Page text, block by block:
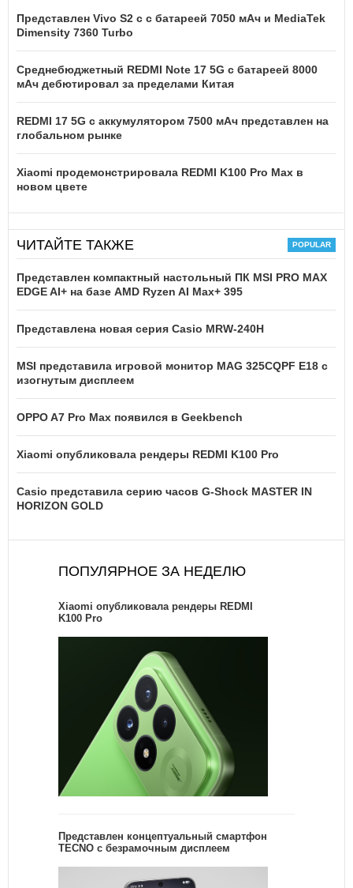
Представлен Vivo S2 с с батареей 7050 мАч и MediaTek
Dimensity 7360 Turbo
Среднебюджетный REDMI Note 17 5G с батареей 8000
мАч дебютировал за пределами Китая
REDMI 17 5G c аккумулятором 7500 мАч представлен на
глобальном рынке
Xiaomi продемонстрировала REDMI K100 Pro Max в
новом цвете
ЧИТАЙТЕ ТАКЖЕ
Представлен компактный настольный ПК MSI PRO MAX
EDGE AI+ на базе AMD Ryzen AI Max+ 395
Представлена новая серия Casio MRW-240H
MSI представила игровой монитор MAG 325CQPF E18 с
изогнутым дисплеем
OPPO A7 Pro Max появился в Geekbench
Xiaomi опубликовала рендеры REDMI K100 Pro
Casio представила серию часов G-Shock MASTER IN
HORIZON GOLD
ПОПУЛЯРНОЕ ЗА НЕДЕЛЮ
Xiaomi опубликовала рендеры REDMI
K100 Pro
Представлен концептуальный смартфон
TECNO с безрамочным дисплеем